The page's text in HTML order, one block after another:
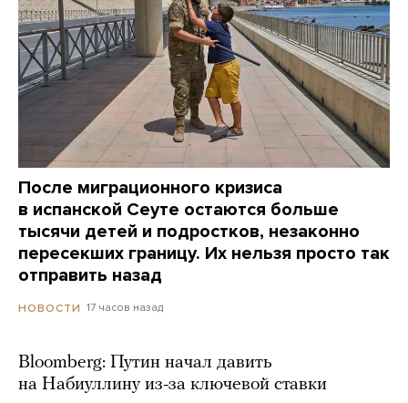
После миграционного кризиса
в испанской Сеуте остаются больше
тысячи детей и подростков, незаконно
пересекших границу. Их нельзя просто так
отправить назад
НОВОСТИ 17 часов назад
Bloomberg: Путин начал давить
на Набиуллину из-за ключевой ставки